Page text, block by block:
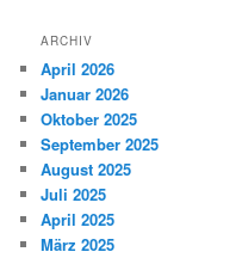
ARCHIV
April 2026
Januar 2026
Oktober 2025
September 2025
August 2025
Juli 2025
April 2025
März 2025